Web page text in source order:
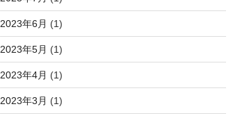
2023年6月 (1)
2023年5月 (1)
2023年4月 (1)
2023年3月 (1)